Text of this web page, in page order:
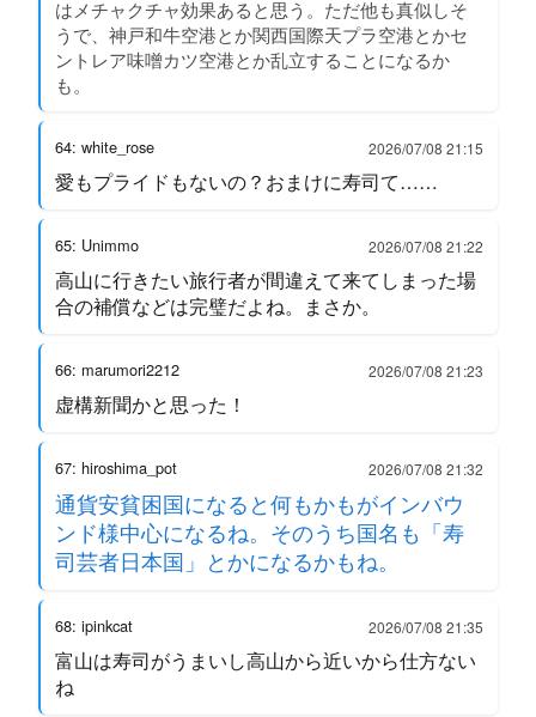
はメチャクチャ効果あると思う。ただ他も真似しそ
うで、神戸和牛空港とか関西国際天プラ空港とかセ
ントレア味噌カツ空港とか乱立することになるか
も。
64: white_rose 2026/07/08 21:15
愛もプライドもないの？おまけに寿司て……
65: Unimmo 2026/07/08 21:22
高山に行きたい旅行者が間違えて来てしまった場
合の補償などは完璧だよね。まさか。
66: marumori2212 2026/07/08 21:23
虚構新聞かと思った！
67: hiroshima_pot 2026/07/08 21:32
通貨安貧困国になると何もかもがインバウ
ンド様中心になるね。そのうち国名も「寿
司芸者日本国」とかになるかもね。
68: ipinkcat 2026/07/08 21:35
富山は寿司がうまいし高山から近いから仕方ない
ね